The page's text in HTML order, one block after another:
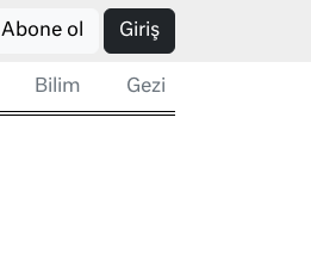
Abone ol Giriş
Bilim Gezi